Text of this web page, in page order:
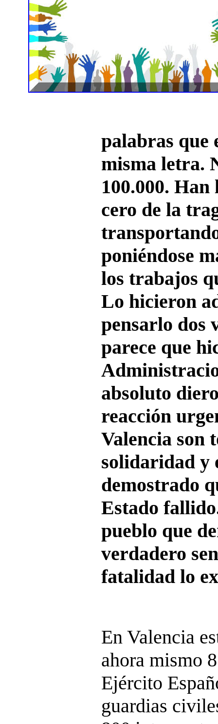
palabras que
misma letra.
100.000. Han
cero de la
poniéndose
los trabajos
Lo hicieron
pensarlo dos
parece que
absoluto
reacción
Valencia son
solidaridad y
demostrado
Estado
pueblo que
verdadero
fatalidad lo
En Valencia
ahora mismo
Ejército
guardias